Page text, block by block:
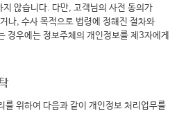
않습니다. 다만, 고객님의 사전 동의가
나, 수사 목적으로 법령에 정해진 절차와
경우에는 정보주체의 개인정보를 제3자에게
위하여 다음과 같이 개인정보 처리업무를